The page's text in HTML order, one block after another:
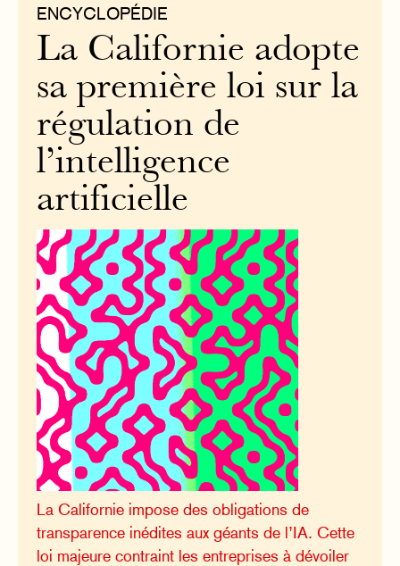
ENCYCLOPÉDIE
La Californie adopte
sa première loi sur la
régulation de
l’intelligence
artificielle
La Californie impose des obligations de
transparence inédites aux géants de l’IA. Cette
loi majeure contraint les entreprises à dévoiler